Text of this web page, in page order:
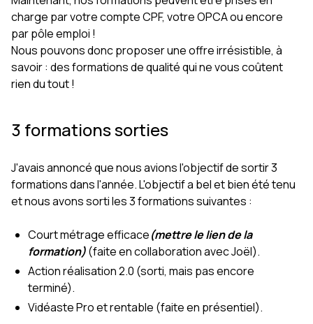
charge par votre compte CPF, votre OPCA ou encore
par pôle emploi !
Nous pouvons donc proposer une offre irrésistible, à
savoir : des formations de qualité qui ne vous coûtent
rien du tout !
3 formations sorties
J'avais annoncé que nous avions l'objectif de sortir 3
formations dans l'année. L'objectif a bel et bien été tenu
et nous avons sorti les 3 formations suivantes :
Court métrage efficace(mettre le lien de la
formation)(faite en collaboration avec Joël).
Action réalisation 2.0 (sorti, mais pas encore
terminé).
Vidéaste Pro et rentable (faite en présentiel).